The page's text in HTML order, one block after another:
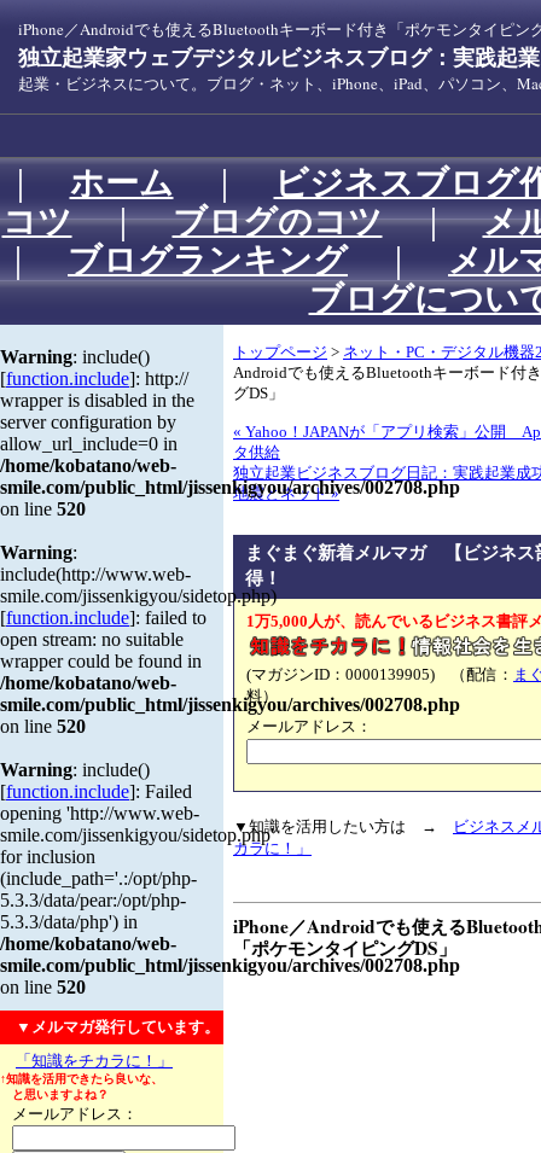
iPhone／Androidでも使えるBluetoothキーボード付き「ポケモンタイピン
独立起業家ウェブデジタルビジネスブログ：実践起
起業・ビジネスについて。ブログ・ネット、iPhone、iPad、パソコン、
ホーム
ビジネスブログ
コツ｜ブログのコツ｜メ
ブログランキング｜ メル
ブログについ
トップページ > ネット・PC・デジタル機器
Androidでも使えるBluetoothキーボード付
グDS」
« Yahoo！JAPANが「アプリ検索」公開
タ供給
独立起業ビジネスブログ日記：実践起業成
地震とネット »
まぐまぐ新着メルマガ 【ビジネ
得！
1万5,000人が、読んでいるビジネス書評
(マガジンID：0000139905) （配信： ま
料）
メールアドレス：
▼知識を活用したい方は →
ビジネスメ
カラに！」
iPhone／Androidでも使える
「ポケモンタイピングDS」
Warning: include()
[function.include]: http://
wrapper is disabled in the
server configuration by
allow_url_include=0 in
/home/kobatano/web-
smile.com/public_html/jissenkigyou/archives/002708.php
on line 520
Warning:
include(http://www.web-
smile.com/jissenkigyou/sidetop.php)
[function.include]: failed to
open stream: no suitable
wrapper could be found in
/home/kobatano/web-
smile.com/public_html/jissenkigyou/archives/002708.php
on line 520
Warning: include()
[function.include]: Failed
opening 'http://www.web-
smile.com/jissenkigyou/sidetop.php'
for inclusion
(include_path='.:/opt/php-
5.3.3/data/pear:/opt/php-
5.3.3/data/php') in
/home/kobatano/web-
smile.com/public_html/jissenkigyou/archives/002708.php
on line 520
▼メルマガ発行しています。
「知識をチカラに！」
↑知識を活用できたら良いな、
と思いますよね？
メールアドレス：